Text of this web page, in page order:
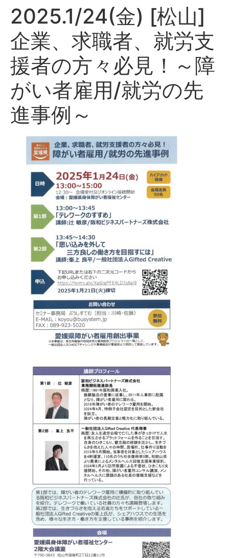
2025.1/24(金) [松山]
企業、求職者、就労支
援者の方々必見！～障
がい者雇用/就労の先
進事例～